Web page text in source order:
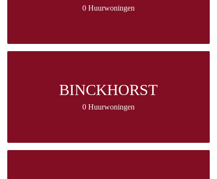
0 Huurwoningen
BINCKHORST
0 Huurwoningen